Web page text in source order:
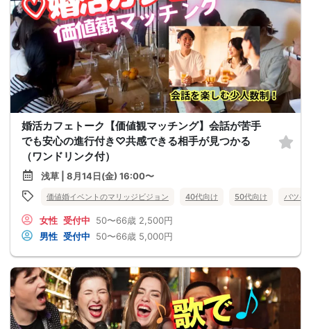
婚活カフェトーク【価値観マッチング】会話が苦手
でも安心の進行付き♡共感できる相手が見つかる
（ワンドリンク付）
浅草 | 8月14日(金) 16:00〜
価値婚イベントのマリッジビジョン 40代向け 50代向け バツイ
女性 受付中 50〜66歳 2,500円
男性 受付中 50〜66歳 5,000円